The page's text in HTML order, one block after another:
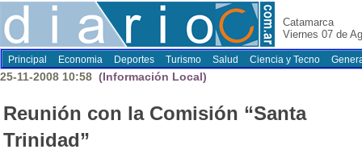
Catamarca
Viernes 07 de
Principal Economia Deportes Turismo Salud Ciencia y Tecno
25-11-2008 10:58 (Información Local)
Reunión con la Comisión “Santa
Trinidad”